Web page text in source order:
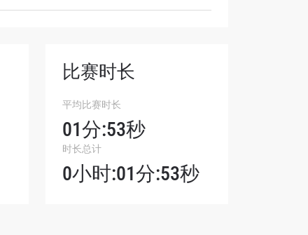
比赛时长
平均比赛时长
01分:53秒
时长总计
0小时:01分:53秒
将收